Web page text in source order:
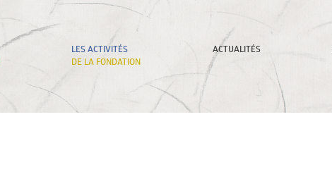
LES ACTIVITÉS
DE LA FONDATION
ACTUALITÉS